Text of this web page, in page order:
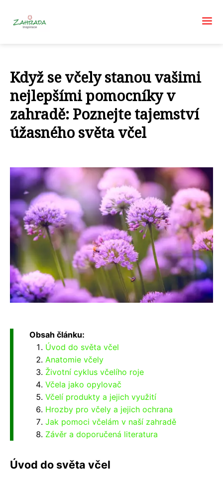
Když se včely stanou vašimi
nejlepšími pomocníky v
zahradě: Poznejte tajemství
úžasného světa včel
Obsah článku:
Úvod do světa včel
Anatomie včely
Životní cyklus včelího roje
Včela jako opylovač
Včelí produkty a jejich využití
Hrozby pro včely a jejich ochrana
Jak pomoci včelám v naší zahradě
Závěr a doporučená literatura
Úvod do světa včel